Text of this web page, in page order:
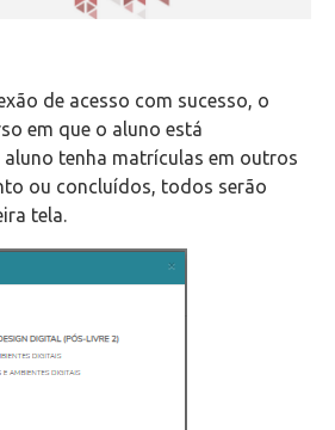
de acesso com sucesso, o
em que o aluno está
tenha matrículas em outros
ou concluídos, todos serão
tela.